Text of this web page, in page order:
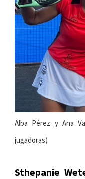
Alba Pérez y Ana
jugadoras)
Sthepanie